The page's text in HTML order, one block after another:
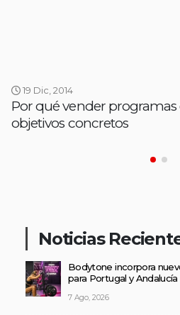
19 Dic, 2014
Por qué vender programas
objetivos concretos
Noticias
Bodytone incorpora
para Portugal y Andalucía
7 Ago, 2026